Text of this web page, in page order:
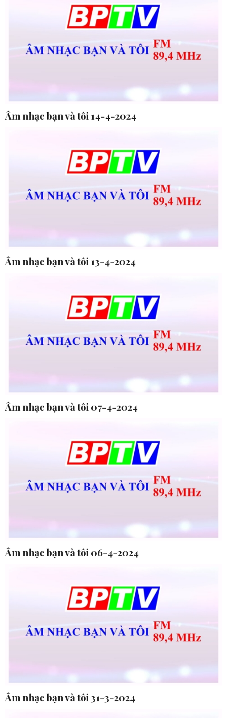
Âm nhạc bạn và tôi 14-4-2024
Âm nhạc bạn và tôi 13-4-2024
Âm nhạc bạn và tôi 07-4-2024
Âm nhạc bạn và tôi 06-4-2024
Âm nhạc bạn và tôi 31-3-2024